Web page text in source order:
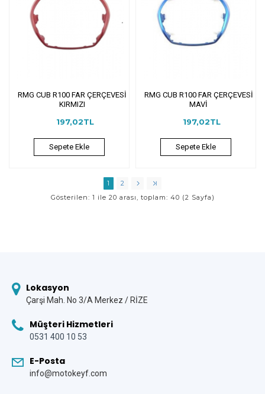
RMG CUB R100 FAR ÇERÇEVESİ
KIRMIZI
197,02TL
Sepete Ekle
RMG CUB R100 FAR ÇERÇEVESİ
MAVİ
197,02TL
Sepete Ekle
1
2
Gösterilen: 1 ile 20 arası, toplam: 40 (2 Sayfa)
Lokasyon
Çarşi Mah. No 3/A Merkez / RİZE
Müşteri Hizmetleri
0531 400 10 53
E-Posta
info@motokeyf.com